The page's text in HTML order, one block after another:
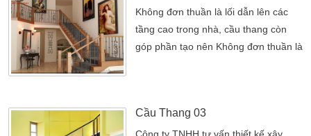
vấn đề rất quan trọng. Công ty thiết
kế xây dựng Kiến An Vinh xin tổng
hợp một số giải pháp thiết […]
Không đơn thuần là lối dẫn lên các
tầng cao trong nhà, cầu thang còn
góp phần tạo nên Không đơn thuần là
quyết định cho sinh khí trong ngôi
nhà. Do đó, cầu thang phải được thiết
Cầu Thang 03